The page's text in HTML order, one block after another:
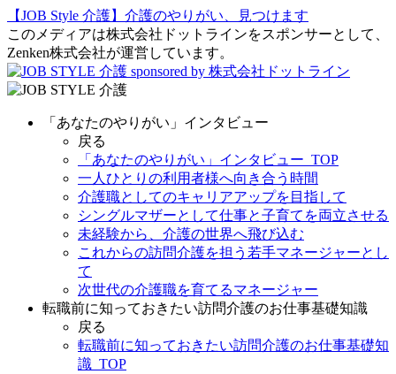
【JOB Style 介護】介護のやりがい、見つけます
このメディアは株式会社ドットラインをスポンサーとして、
Zenken株式会社が運営しています。
sponsored by 株式会社ドットライン
「あなたのやりがい」インタビュー
戻る
「あなたのやりがい」インタビュー_TOP
一人ひとりの利用者様へ向き合う時間
介護職としてのキャリアアップを目指して
シングルマザーとして仕事と子育てを両立させる
未経験から、介護の世界へ飛び込む
これからの訪問介護を担う若手マネージャーとし
て
次世代の介護職を育てるマネージャー
転職前に知っておきたい訪問介護のお仕事基礎知識
戻る
転職前に知っておきたい訪問介護のお仕事基礎知
識_TOP